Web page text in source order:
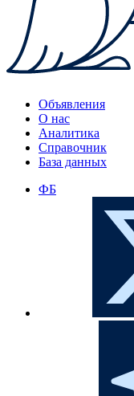
Объявления
О нас
Аналитика
Справочник
База данных
ФБ